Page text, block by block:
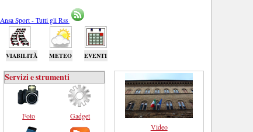
Ansa Sport - Tutti gli Rss
VIABILITÀ METEO EVENTI
Servizi e strumenti
Foto Gadget
Video